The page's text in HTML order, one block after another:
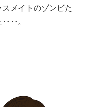
メイトのゾンビた
‥‥。